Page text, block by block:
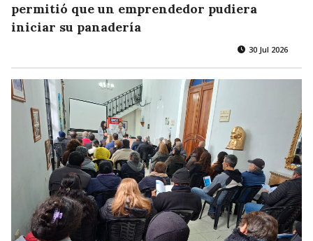
permitió que un emprendedor pudiera
iniciar su panadería
30 Jul 2026